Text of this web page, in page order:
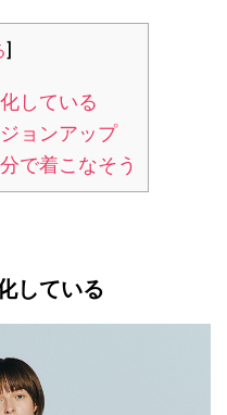
]
している
ョンアップ
で着こなそう
している